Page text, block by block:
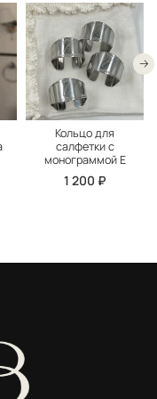
Кольцо для
салфетки с
монограммой E
1 200 ₽